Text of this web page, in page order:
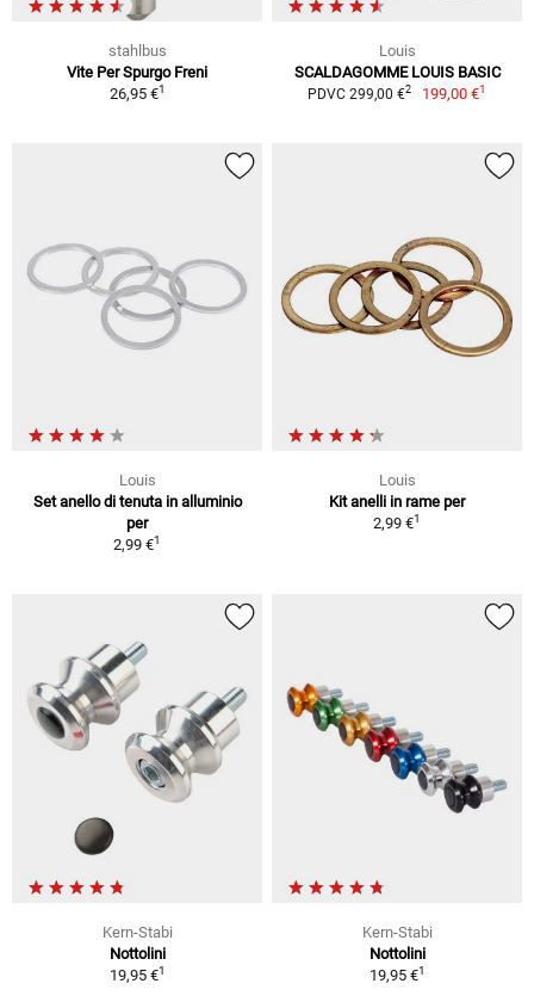
stahlbus
Vite Per Spurgo Freni
26,95 €1
Louis
SCALDAGOMME LOUIS BASIC
PDVC 299,00 €2 199,00 €1
Louis
Set anello di tenuta in alluminio
per
2,99 €1
Louis
Kit anelli in rame per
2,99 €1
Kern-Stabi
Nottolini
19,95 €1
Kern-Stabi
Nottolini
19,95 €1